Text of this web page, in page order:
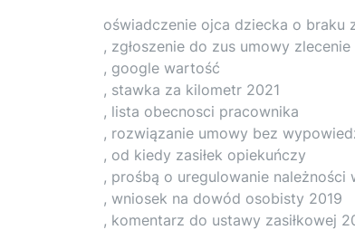
oświadczenie ojca dziecka o braku
, zgłoszenie do zus umowy zlecenie
, google wartość
, stawka za kilometr 2021
, lista obecnosci pracownika
, rozwiązanie umowy bez
, od kiedy zasiłek opiekuńczy
, prośbą o uregulowanie należności
, wniosek na dowód osobisty 2019
, komentarz do ustawy zasiłkowej